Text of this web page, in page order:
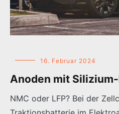
16. Februar 2024
Anoden mit
NMC oder LFP? Bei der